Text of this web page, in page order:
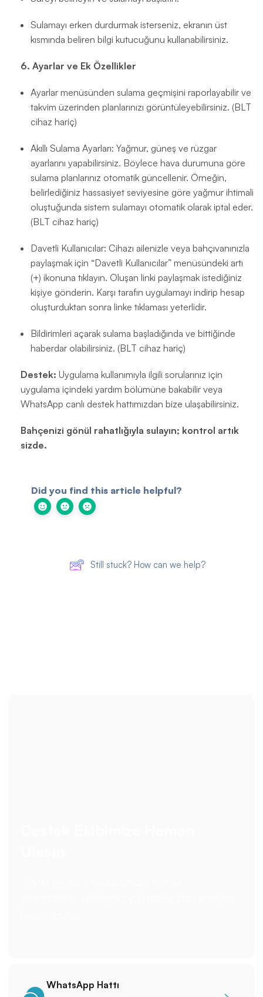
Sulamayı erken durdurmak isterseniz, ekranın üst
kısmında beliren bilgi kutucuğunu kullanabilirsiniz.
6. Ayarlar ve Ek Özellikler
Ayarlar menüsünden sulama geçmişini raporlayabilir ve
takvim üzerinden planlarınızı görüntüleyebilirsiniz. (BLT
cihaz hariç)
Akıllı Sulama Ayarları: Yağmur, güneş ve rüzgar
ayarlarını yapabilirsiniz. Böylece hava durumuna göre
sulama planlarınız otomatik güncellenir. Örneğin,
belirlediğiniz hassasiyet seviyesine göre yağmur ihtimali
oluştuğunda sistem sulamayı otomatik olarak iptal eder.
(BLT cihaz hariç)
Davetli Kullanıcılar: Cihazı ailenizle veya bahçıvanınızla
paylaşmak için “Davetli Kullanıcılar” menüsündeki artı
(+) ikonuna tıklayın. Oluşan linki paylaşmak istediğiniz
kişiye gönderin. Karşı tarafın uygulamayı indirip hesap
oluşturduktan sonra linke tıklaması yeterlidir.
Bildirimleri açarak sulama başladığında ve bittiğinde
haberdar olabilirsiniz. (BLT cihaz hariç)
Destek: Uygulama kullanımıyla ilgili sorularınız için
uygulama içindeki yardım bölümüne bakabilir veya
WhatsApp canlı destek hattımızdan bize ulaşabilirsiniz.
Bahçenizi gönül rahatlığıyla sulayın; kontrol artık
sizde.
Did you find this article helpful?
Still stuck? How can we help?
WhatsApp Hattı